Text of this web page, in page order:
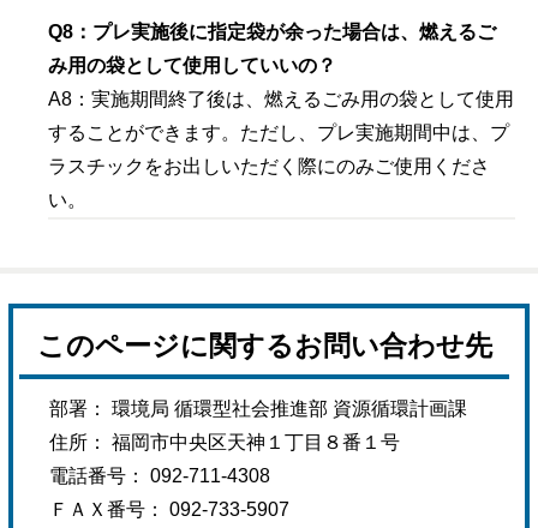
Q8：プレ実施後に指定袋が余った場合は、燃えるご
み用の袋として使用していいの？
A8：実施期間終了後は、燃えるごみ用の袋として使用
することができます。ただし、プレ実施期間中は、プ
ラスチックをお出しいただく際にのみご使用くださ
い。
このページに関するお問い合わせ先
部署： 環境局 循環型社会推進部 資源循環計画課
住所： 福岡市中央区天神１丁目８番１号
電話番号： 092-711-4308
ＦＡＸ番号： 092-733-5907